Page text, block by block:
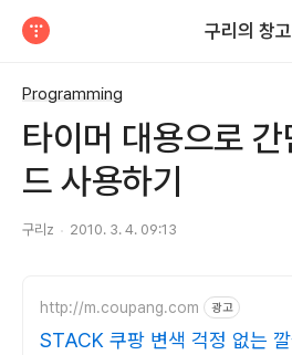
구리의 창고
Programming
타이머 대용으로 간
드 사용하기
구리z 2010. 3. 4. 09:13
http://m.coupang.com 광고
STACK 쿠팡 변색 걱정 없는